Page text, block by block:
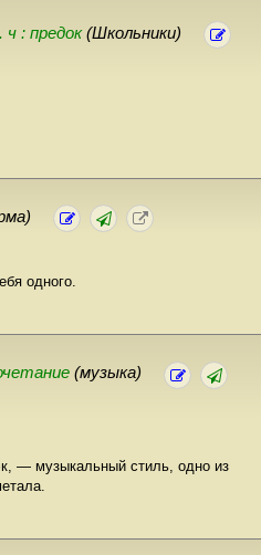
ч : предок(Школьники)
одного.
(музыка)
— музыкальный стиль, одно из